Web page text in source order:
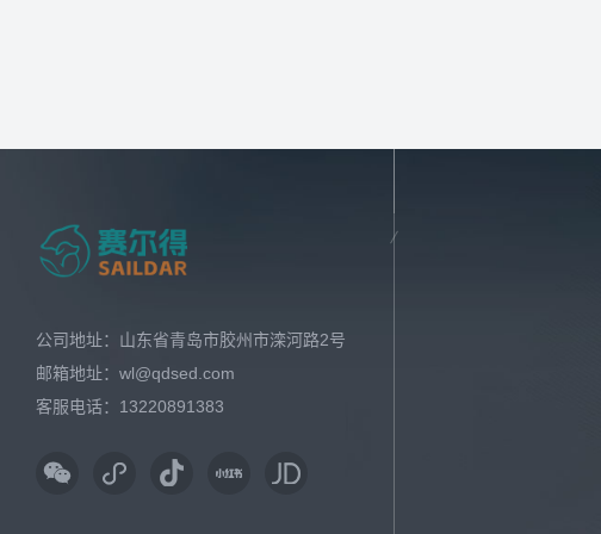
公司地址：山东省青岛市胶州市滦河路2号
邮箱地址：wl@qdsed.com
客服电话：13220891383